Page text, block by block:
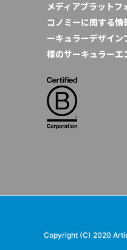
メディアプラットフ
コノミーに関する
ーキュラーデザイ
様のサーキュラーエ
Copyright (C) 2020